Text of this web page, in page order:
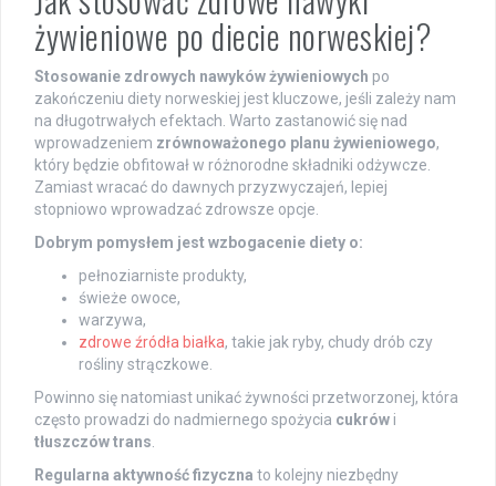
żywieniowe po diecie norweskiej?
Stosowanie zdrowych nawyków żywieniowych po
zakończeniu diety norweskiej jest kluczowe, jeśli zależy nam
na długotrwałych efektach. Warto zastanowić się nad
wprowadzeniem zrównoważonego planu żywieniowego,
który będzie obfitował w różnorodne składniki odżywcze.
Zamiast wracać do dawnych przyzwyczajeń, lepiej
stopniowo wprowadzać zdrowsze opcje.
Dobrym pomysłem jest wzbogacenie diety o:
pełnoziarniste produkty,
świeże owoce,
warzywa,
zdrowe źródła białka, takie jak ryby, chudy drób czy
rośliny strączkowe.
Powinno się natomiast unikać żywności przetworzonej, która
często prowadzi do nadmiernego spożycia cukrów i
tłuszczów trans
Regularna aktywność fizyczna to kolejny niezbędny